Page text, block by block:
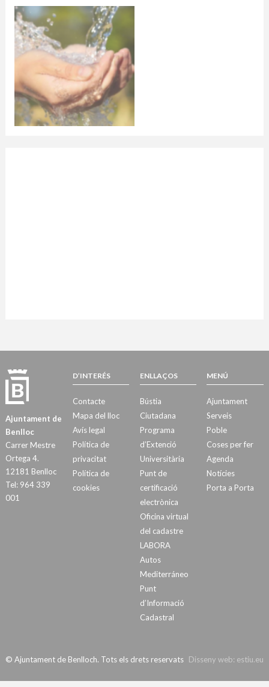
Ajuntament de
Benlloc
Carrer Mestre
Ortega 4.
12181 Benlloc
Tel: 964 339
001
D’INTERÉS
Contacte
Mapa del lloc
Avís legal
Política de
privacitat
Política de
cookies
ENLLAÇOS
Bústia
Ciutadana
Programa
d’Extenció
Universitària
Punt de
certificació
electrònica
Oficina virtual
del cadastre
LABORA
Autos
Mediterráneo
Punt
d’Informació
Cadastral
MENÚ
Ajuntament
Serveis
Poble
Coses per fer
Agenda
Notícies
Porta a Porta
Disseny web: estiu.eu
© Ajuntament de Benlloch. Tots els drets reservats